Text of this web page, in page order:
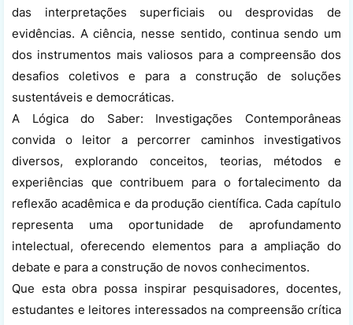
das interpretações superficiais ou desprovidas de
evidências. A ciência, nesse sentido, continua sendo um
dos instrumentos mais valiosos para a compreensão dos
desafios coletivos e para a construção de soluções
sustentáveis e democráticas.
A Lógica do Saber: Investigações Contemporâneas
convida o leitor a percorrer caminhos investigativos
diversos, explorando conceitos, teorias, métodos e
experiências que contribuem para o fortalecimento da
reflexão acadêmica e da produção científica. Cada capítulo
representa uma oportunidade de aprofundamento
intelectual, oferecendo elementos para a ampliação do
debate e para a construção de novos conhecimentos.
Que esta obra possa inspirar pesquisadores, docentes,
estudantes e leitores interessados na compreensão crítica